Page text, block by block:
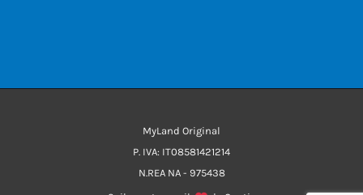
MyLand Original
P. IVA: IT08581421214
N.REA NA - 975438